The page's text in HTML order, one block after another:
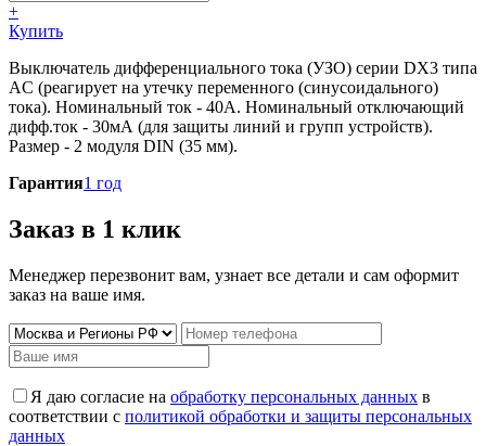
+
Купить
Выключатель дифференциального тока (УЗО) серии DX3 типа
AC (реагирует на утечку переменного (синусоидального)
тока). Номинальный ток - 40А. Номинальный отключающий
дифф.ток - 30мА (для защиты линий и групп устройств).
Размер - 2 модуля DIN (35 мм).
Гарантия1 год
Заказ в 1 клик
Менеджер перезвонит вам, узнает все детали и сам оформит
заказ на ваше имя.
Я даю согласие на обработку персональных данных в
соответствии с политикой обработки и защиты персональных
данных